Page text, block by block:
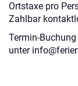
Ortstaxe pro
Zahlbar
Termin-
unter